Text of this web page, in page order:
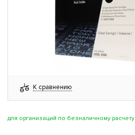
К сравнению
для организаций по безналичному расчету